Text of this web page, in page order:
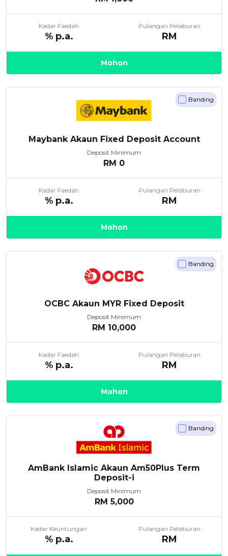
Kadar Faedah
% p.a.
Pulangan Pelaburan
RM
Mohon
Maybank Akaun Fixed Deposit Account
Deposit Minimum
RM 0
Kadar Faedah
% p.a.
Pulangan Pelaburan
RM
Banding
Mohon
OCBC Akaun MYR Fixed Deposit
Deposit Minimum
RM 10,000
Kadar Faedah
% p.a.
Pulangan Pelaburan
RM
Banding
Mohon
AmBank Islamic Akaun Am50Plus Term
Deposit-i
Deposit Minimum
RM 5,000
Kadar Keuntungan
% p.a.
Pulangan Pelaburan
RM
Banding